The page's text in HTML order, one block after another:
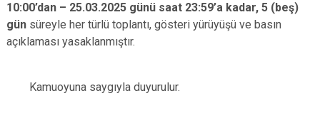
Çeşme
Çiğli
Kiraz
Konak
Urla
Bayraklı
10:00’dan – 25.03.2025 günü saat 23:59’a kadar, 5 (beş)
gün süreyle her türlü toplantı, gösteri yürüyüşü ve basın
açıklaması yasaklanmıştır.
Kamuoyuna saygıyla duyurulur.